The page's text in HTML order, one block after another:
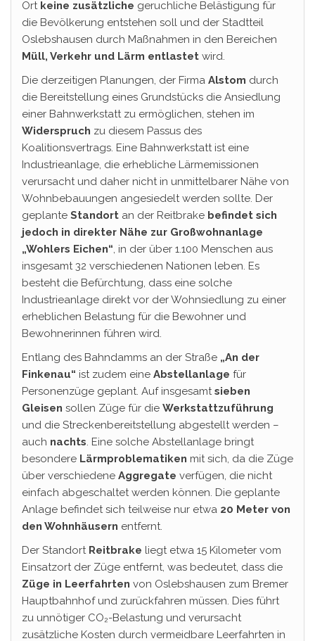
Ort keine zusätzliche geruchliche Belästigung für
die Bevölkerung entstehen soll und der Stadtteil
Oslebshausen durch Maßnahmen in den Bereichen
Müll, Verkehr und Lärm entlastet wird.
Die derzeitigen Planungen, der Firma Alstom durch
die Bereitstellung eines Grundstücks die Ansiedlung
einer Bahnwerkstatt zu ermöglichen, stehen im
Widerspruch zu diesem Passus des
Koalitionsvertrags. Eine Bahnwerkstatt ist eine
Industrieanlage, die erhebliche Lärmemissionen
verursacht und daher nicht in unmittelbarer Nähe von
Wohnbebauungen angesiedelt werden sollte. Der
geplante Standort an der Reitbrake befindet sich
jedoch in direkter Nähe zur Großwohnanlage
„Wohlers Eichen“, in der über 1.100 Menschen aus
insgesamt 32 verschiedenen Nationen leben. Es
besteht die Befürchtung, dass eine solche
Industrieanlage direkt vor der Wohnsiedlung zu einer
erheblichen Belastung für die Bewohner und
Bewohnerinnen führen wird.
Entlang des Bahndamms an der Straße „An der
Finkenau“ ist zudem eine Abstellanlage für
Personenzüge geplant. Auf insgesamtsieben
Gleisen sollen Züge für die Werkstattzuführung
und die Streckenbereitstellung abgestellt werden –
auch nachts. Eine solche Abstellanlage bringt
besondere Lärmproblematiken mit sich, da die Züge
über verschiedene Aggregate verfügen, die nicht
einfach abgeschaltet werden können. Die geplante
Anlage befindet sich teilweise nur etwa 20 Meter von
den Wohnhäusern entfernt.
Der Standort Reitbrake liegt etwa 15 Kilometer vom
Einsatzort der Züge entfernt, was bedeutet, dass die
Züge in Leerfahrten von Oslebshausen zum Bremer
Hauptbahnhof und zurückfahren müssen. Dies führt
zu unnötiger CO₂-Belastung und verursacht
zusätzliche Kosten durch vermeidbare Leerfahrten in